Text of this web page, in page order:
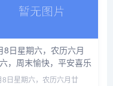
8日星期六，农历六月
，周末愉快，平安喜乐
8日星期六，农历六月廿